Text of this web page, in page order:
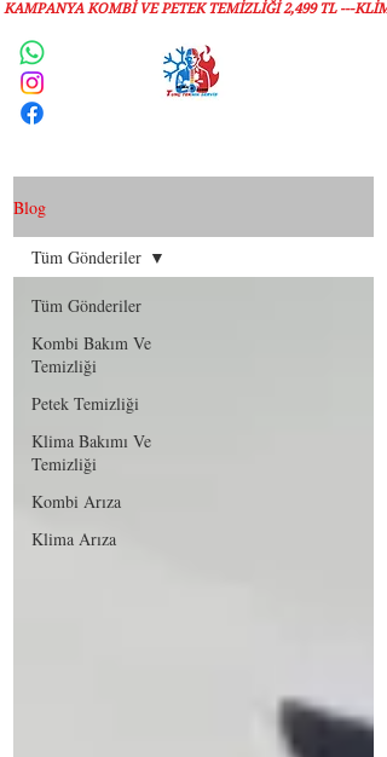
KAMPANYA KOMBİ VE PETEK TEMİZLIĞI 2,499 TL ---
Blog
Tüm Gönderiler
Kombi Bakım Ve
Temizliği
Petek Temizliği
Klima Bakımı Ve
Temizliği
Kombi Arıza
Klima Arıza
Tüm Gönderiler